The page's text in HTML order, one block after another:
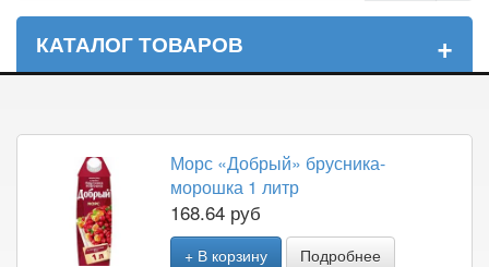
КАТАЛОГ ТОВАРОВ +
Морс «Добрый» брусника-
морошка 1 литр
168.64 руб
+ В корзину Подробнее